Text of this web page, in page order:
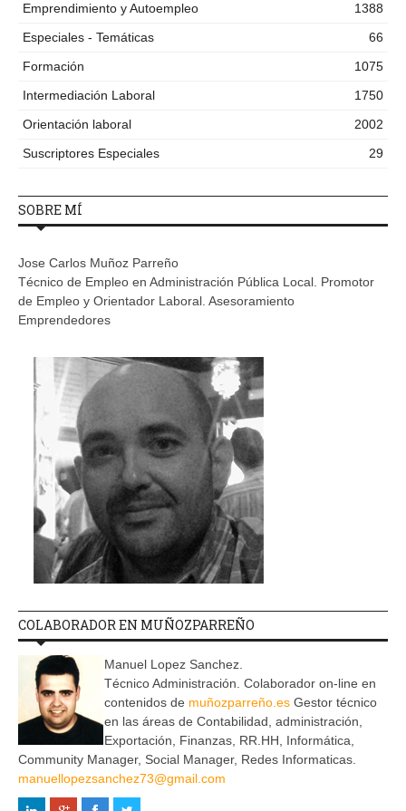
Emprendimiento y Autoempleo
1388
Especiales - Temáticas
66
Formación
1075
Intermediación Laboral
1750
Orientación laboral
2002
Suscriptores Especiales
29
SOBRE MÍ
Jose Carlos Muñoz Parreño
Técnico de Empleo en Administración Pública Local. Promotor
de Empleo y Orientador Laboral. Asesoramiento
Emprendedores
COLABORADOR EN MUÑOZPARREÑO
Manuel Lopez Sanchez.
Técnico Administración. Colaborador on-line en
contenidos de muñozparreño.es Gestor técnico
en las áreas de Contabilidad, administración,
Exportación, Finanzas, RR.HH, Informática,
Community Manager, Social Manager, Redes Informaticas.
manuellopezsanchez73@gmail.com